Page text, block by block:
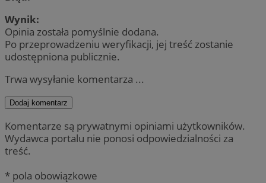
Wynik:
Opinia została pomyślnie dodana.
Po przeprowadzeniu weryfikacji, jej treść zostanie
udostępniona publicznie.
Trwa wysyłanie komentarza ...
Dodaj komentarz
Komentarze są prywatnymi opiniami użytkowników.
Wydawca portalu nie ponosi odpowiedzialności za
treść.
* pola obowiązkowe